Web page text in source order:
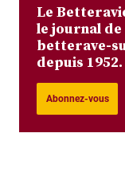
Le
le journal
betterave-
depuis 1952.
Abonnez-vous